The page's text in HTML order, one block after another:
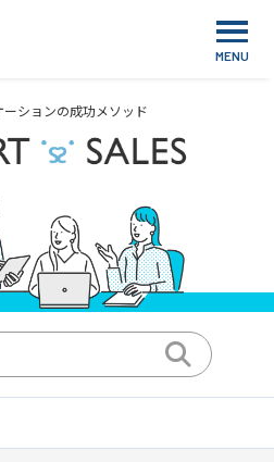
ションの成功メソッド